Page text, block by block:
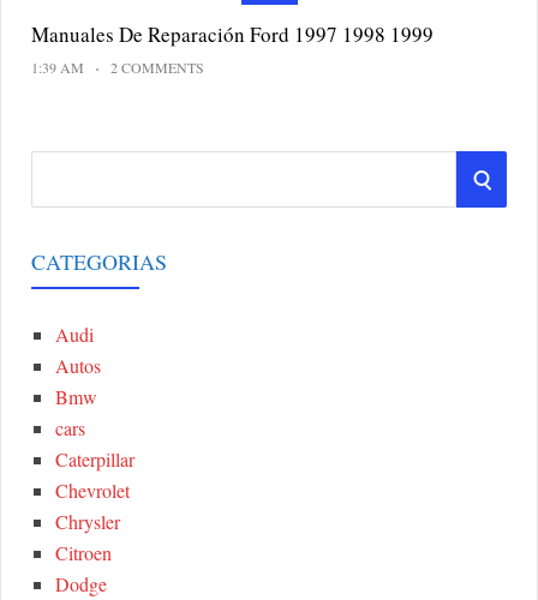
Manuales De Reparación Ford 1997 1998 1999
1:39 AM 2 COMMENTS
r
c
S
CATEGORIAS
Audi
Autos
Bmw
cars
Caterpillar
Chevrolet
Chrysler
Citroen
Dodge